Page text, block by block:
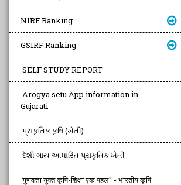
NIRF Ranking
GSIRF Ranking
SELF STUDY REPORT
Arogya setu App information in
Gujarati
પ્રાકૃતિક કૃષિ (ખેતી)
દેશી ગાય આધારિત પ્રાકૃતિક ખેતી
गुणवत्ता युक्त कृषि-शिक्षा एक पहल" - भारतीय कृषि